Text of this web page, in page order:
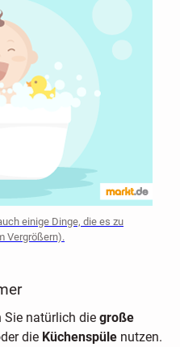
einige Dinge, die es zu
Vergrößern).
Sie natürlich die große
die Küchenspülenutzen.